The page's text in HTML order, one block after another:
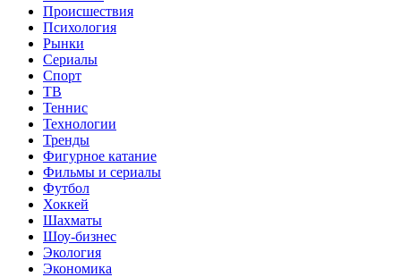
Происшествия
Психология
Рынки
Сериалы
Спорт
ТВ
Теннис
Технологии
Тренды
Фигурное катание
Фильмы и сериалы
Футбол
Хоккей
Шахматы
Шоу-бизнес
Экология
Экономика